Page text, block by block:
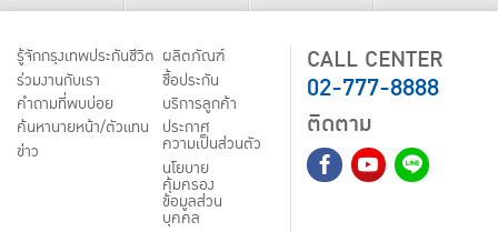
รู้จักกรุงเทพประกันชีวิต
ร่วมงานกับเรา
คำถามที่พบบ่อย
ค้นหานายหน้า/ตัวแทน
ข่าว
ผลิตภัณฑ์
ชื้อประกัน
บริการลูกค้า
ประกาศ
ความเป็นส่วนตัว
นโยบาย
คุ้มครอง
ข้อมูลส่วน
บุคคล
CALL CENTER
02-777-8888
ติดตาม